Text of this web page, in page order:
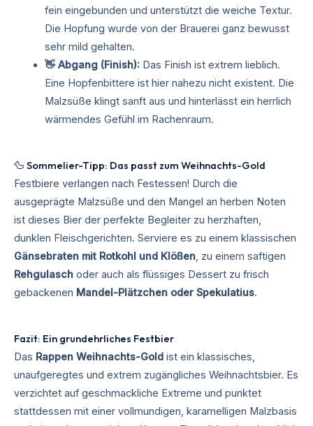
fein eingebunden und unterstützt die weiche Textur.
Die Hopfung wurde von der Brauerei ganz bewusst
sehr mild gehalten.
👋 Abgang (Finish):Das Finish ist extrem lieblich.
Eine Hopfenbittere ist hier nahezu nicht existent. Die
Malzsüße klingt sanft aus und hinterlässt ein herrlich
wärmendes Gefühl im Rachenraum.
🦆 Sommelier-Tipp: Das passt zum Weihnachts-Gold
Festbiere verlangen nach Festessen! Durch die
ausgeprägte Malzsüße und den Mangel an herben Noten
ist dieses Bier der perfekte Begleiter zu herzhaften,
dunklen Fleischgerichten. Serviere es zu einem klassischen
Gänsebraten mit Rotkohl und Klößen, zu einem saftigen
Rehgulasch oder auch als flüssiges Dessert zu frisch
gebackenen Mandel-Plätzchen oder Spekulatius.
Fazit: Ein grundehrliches Festbier
Das Rappen Weihnachts-Gold ist ein klassisches,
unaufgeregtes und extrem zugängliches Weihnachtsbier. Es
verzichtet auf geschmackliche Extreme und punktet
stattdessen mit einer vollmundigen, karamelligen Malzbasis